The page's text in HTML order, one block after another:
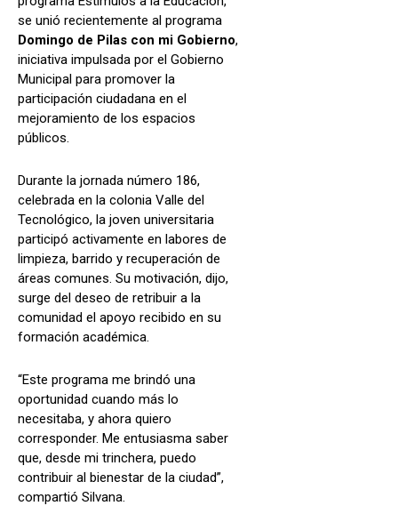
se unió recientemente al programa
Domingo de Pilas con mi Gobierno,
iniciativa impulsada por el Gobierno
Municipal para promover la
participación ciudadana en el
mejoramiento de los espacios
públicos.
Durante la jornada número 186,
celebrada en la colonia Valle del
Tecnológico, la joven universitaria
participó activamente en labores de
limpieza, barrido y recuperación de
áreas comunes. Su motivación, dijo,
surge del deseo de retribuir a la
comunidad el apoyo recibido en su
formación académica.
“Este programa me brindó una
oportunidad cuando más lo
necesitaba, y ahora quiero
corresponder. Me entusiasma saber
que, desde mi trinchera, puedo
contribuir al bienestar de la ciudad”,
compartió Silvana.